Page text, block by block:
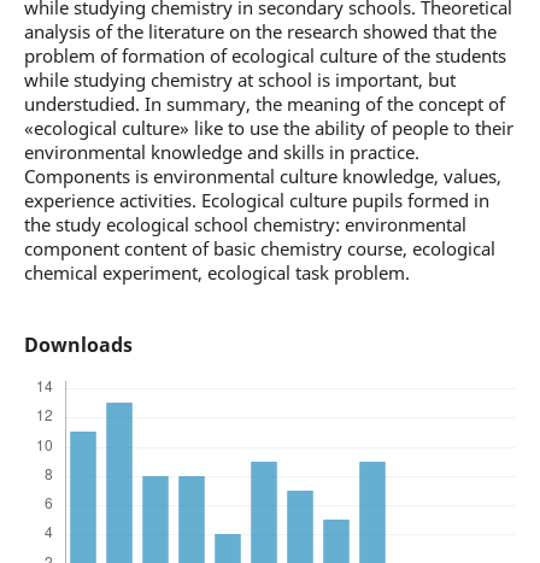
while studying chemistry in secondary schools. Theoretical
analysis of the literature on the research showed that the
problem of formation of ecological culture of the students
while studying chemistry at school is important, but
understudied. In summary, the meaning of the concept of
«ecological culture» like to use the ability of people to their
environmental knowledge and skills in practice.
Components is environmental culture knowledge, values,
experience activities. Ecological culture pupils formed in
the study ecological school chemistry: environmental
component content of basic chemistry course, ecological
chemical experiment, ecological task problem.
Downloads